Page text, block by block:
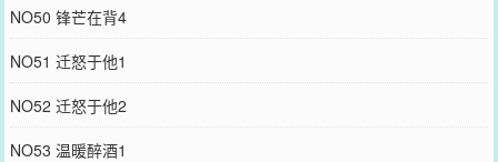
NO50 锋芒在背4
NO51 迁怒于他1
NO52 迁怒于他2
NO53 温暖醉酒1